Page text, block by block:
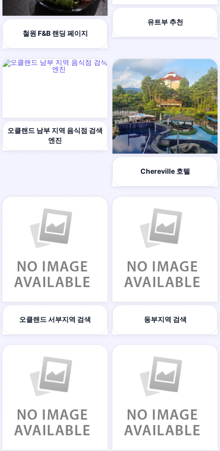
철원 F&B 랜딩 페이지
유트부 추천
오클랜드 남부 지역 음식점 검색
엔진
Chereville 호텔
오클랜드 서부지역 검색 동부지역 검색